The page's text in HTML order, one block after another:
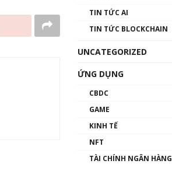
TIN TỨC AI
TIN TỨC BLOCKCHAIN
UNCATEGORIZED
ỨNG DỤNG
CBDC
GAME
KINH TẾ
NFT
TÀI CHÍNH NGÂN HÀNG